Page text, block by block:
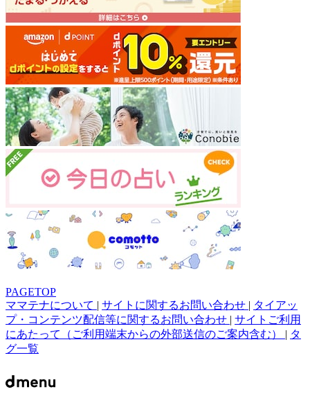
PAGETOP
ママテナについて | サイトに関するお問い合わせ | タイアッ
プ・コンテンツ配信等に関するお問い合わせ | サイトご利用
にあたって（ご利用端末からの外部送信のご案内含む） | タ
グ一覧